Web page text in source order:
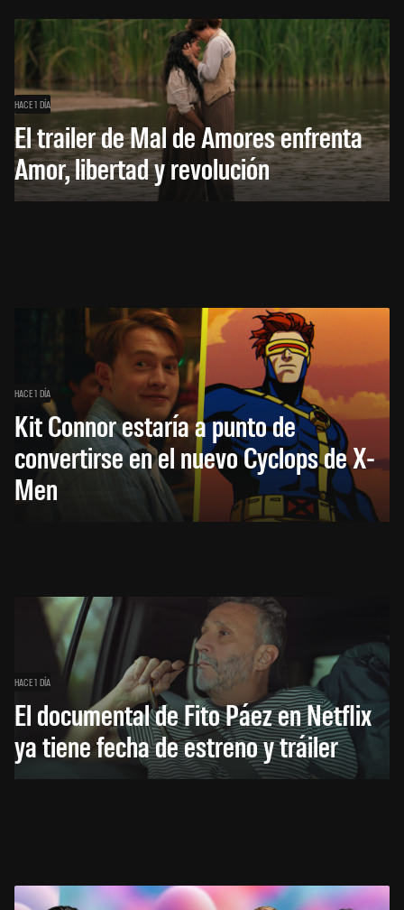
HACE 1 DÍA
El trailer de Mal de Amores enfrenta
Amor, libertad y revolución
HACE 1 DÍA
Kit Connor estaría a punto de
convertirse en el nuevo Cyclops de X-
Men
HACE 1 DÍA
El documental de Fito Páez en Netflix
ya tiene fecha de estreno y tráiler